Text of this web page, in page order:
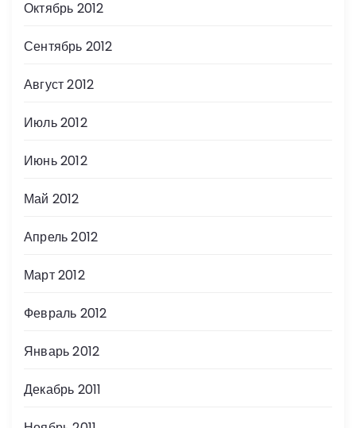
Октябрь 2012
Сентябрь 2012
Август 2012
Июль 2012
Июнь 2012
Май 2012
Апрель 2012
Март 2012
Февраль 2012
Январь 2012
Декабрь 2011